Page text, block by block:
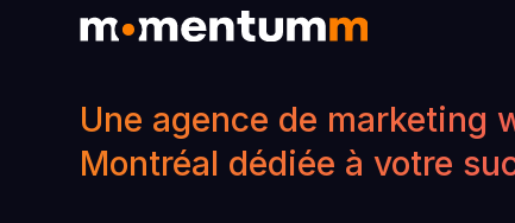
Une agence de marketing
Montréal dédiée à votre